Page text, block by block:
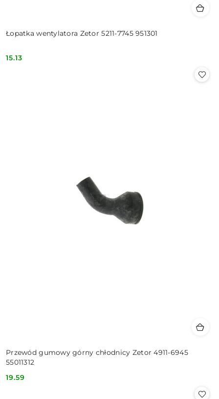
Łopatka wentylatora Zetor 5211-7745 951301
Cena:
15.13
Przewód gumowy górny chłodnicy Zetor 4911-6945
55011312
Cena:
19.59